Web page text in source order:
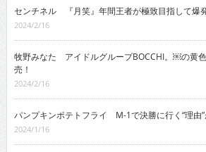
センチネル 『月笑』年間王者が極致目指して爆
2024/2/16
牧野みなた アイドルグループBOCCHI。￼の黄
売！
2024/2/16
パンプキンポテトフライ M-1で決勝に行く“理由
2024/1/16